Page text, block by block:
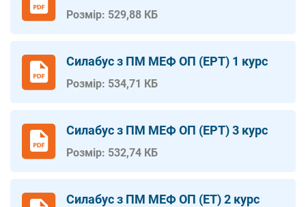
Розмір: 529,88 КБ
Силабус з ПМ МЕФ ОП (ЕРТ) 1 курс
Розмір: 534,71 КБ
Силабус з ПМ МЕФ ОП (ЕРТ) 3 курс
Розмір: 532,74 КБ
Силабус з ПМ МЕФ ОП (ЕТ) 2 курс